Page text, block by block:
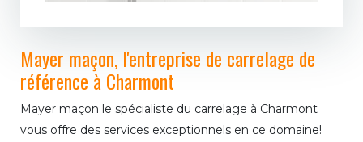
Mayer maçon, l'entreprise de carrelage de
référence à Charmont
Mayer maçon le spécialiste du carrelage à Charmont
vous offre des services exceptionnels en ce domaine!